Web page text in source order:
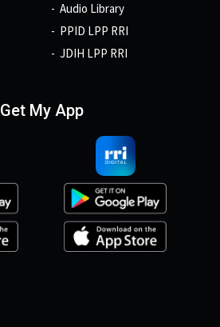
Audio Library
PPID LPP RRI
JDIH LPP RRI
Get My App